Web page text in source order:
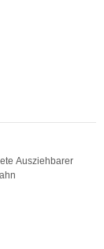
Ausziehbarer